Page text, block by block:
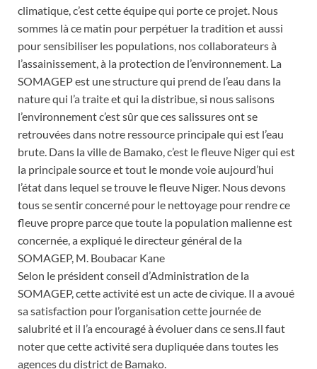
climatique, c’est cette équipe qui porte ce projet. Nous
sommes là ce matin pour perpétuer la tradition et aussi
pour sensibiliser les populations, nos collaborateurs à
l’assainissement, à la protection de l’environnement. La
SOMAGEP est une structure qui prend de l’eau dans la
nature qui l’a traite et qui la distribue, si nous salisons
l’environnement c’est sûr que ces salissures ont se
retrouvées dans notre ressource principale qui est l’eau
brute. Dans la ville de Bamako, c’est le fleuve Niger qui est
la principale source et tout le monde voie aujourd’hui
l’état dans lequel se trouve le fleuve Niger. Nous devons
tous se sentir concerné pour le nettoyage pour rendre ce
fleuve propre parce que toute la population malienne est
concernée, a expliqué le directeur général de la
SOMAGEP, M. Boubacar Kane
Selon le président conseil d’Administration de la
SOMAGEP, cette activité est un acte de civique. Il a avoué
sa satisfaction pour l’organisation cette journée de
salubrité et il l’a encouragé à évoluer dans ce sens.Il faut
noter que cette activité sera dupliquée dans toutes les
agences du district de Bamako.